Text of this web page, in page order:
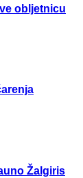
obljetnicu
Žalgiris